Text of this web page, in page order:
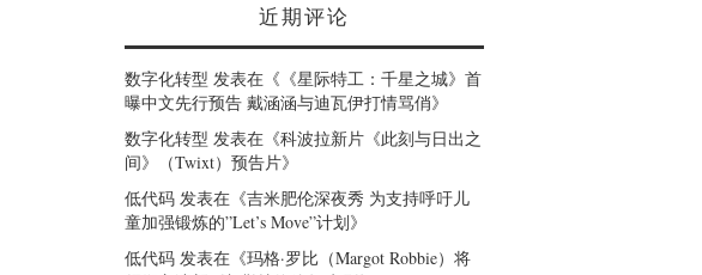
近期评论
数字化转型 发表在《 《星际特工：千星之城》首
曝中文先行预告 戴涵涵与迪瓦伊打情骂俏》
数字化转型 发表在《科波拉新片《此刻与日出之
间》（Twixt）预告片》
低代码 发表在《吉米肥伦深夜秀 为支持呼吁儿
童加强锻炼的”Let’s Move”计划》
低代码 发表在《玛格·罗比（Margot Robbie）将